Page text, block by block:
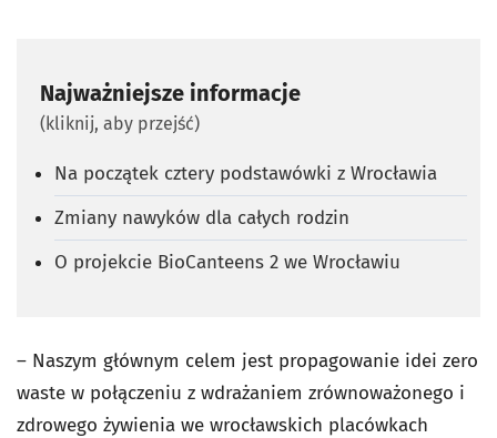
Najważniejsze informacje
(kliknij, aby przejść)
Na początek cztery podstawówki z Wrocławia
Zmiany nawyków dla całych rodzin
O projekcie BioCanteens 2 we Wrocławiu
– Naszym głównym celem jest propagowanie idei zero
waste w połączeniu z wdrażaniem zrównoważonego i
zdrowego żywienia we wrocławskich placówkach